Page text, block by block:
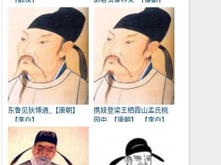
东鲁见狄博通_【唐朝】
_【李白】
携妓登梁王栖霞山孟氏桃
园中_【唐朝】_【李白】